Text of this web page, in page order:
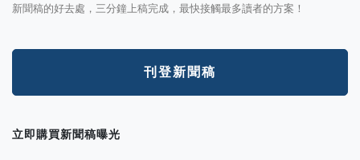
新聞稿的好去處，三分鐘上稿完成，最快接觸最多讀者的方案！
刊登新聞稿
立即購買新聞稿曝光